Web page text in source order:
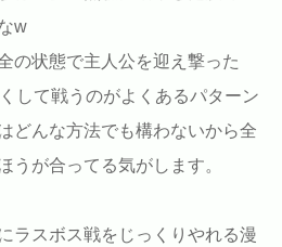
w
の状態で主人公を迎え撃った
して戦うのがよくあるパターン
どんな方法でも構わないから全
うが合ってる気がします。
ラスボス戦をじっくりやれる漫